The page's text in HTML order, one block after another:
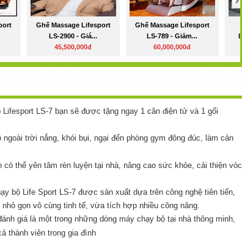
Ghế Massage Lifesport
LS-2900 - Giá...
45,500,000đ
Ghế Massage Lifesport
LS-789 - Giảm...
60,000,000đ
LS-7 bạn sẽ được tặng ngay 1 cân điện tử và 1 gối
ngoài trời nắng, khói bụi, ngại đến phòng gym đông đúc, làm cản
thể yên tâm rèn luyện tại nhà, nâng cao sức khỏe, cải thiện vóc
bộ Life Sport LS-7 được sản xuất dựa trên công nghệ tiên tiến,
gọn vô cùng tinh tế, vừa tích hợp nhiều công năng.
giá là một trong những dòng máy chạy bộ tại nhà thông minh,
thành viên trong gia đình